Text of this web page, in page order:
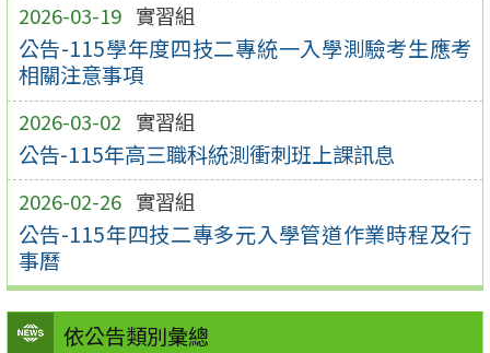
2026-03-19 實習組
公告-115學年度四技二專統一入學測驗考生應考
相關注意事項
2026-03-02 實習組
公告-115年高三職科統測衝刺班上課訊息
2026-02-26 實習組
公告-115年四技二專多元入學管道作業時程及行
事曆
依公告類別彙總